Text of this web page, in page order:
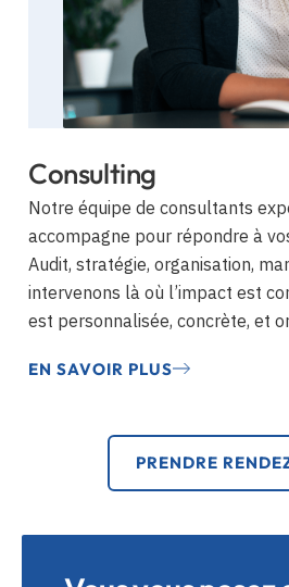
Consulting
Notre équipe de consultants
accompagne pour répondre à
Audit, stratégie, organisation,
intervenons là où l’impact est
est personnalisée, concrète, et
EN SAVOIR PLUS
PRENDRE